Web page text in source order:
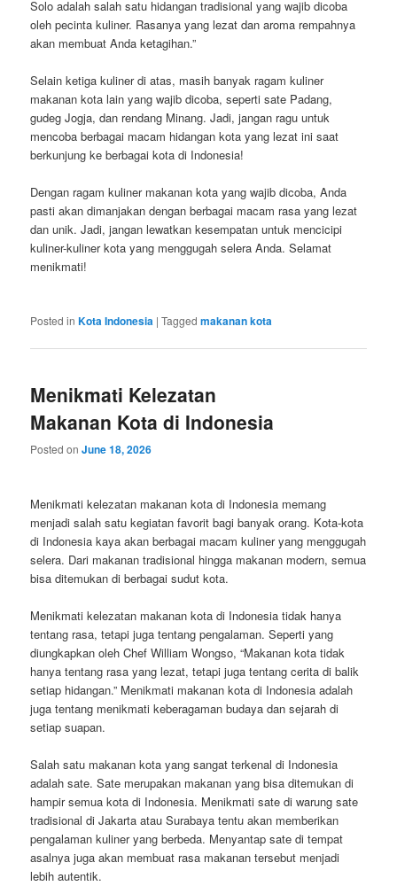
Solo adalah salah satu hidangan tradisional yang wajib dicoba
oleh pecinta kuliner. Rasanya yang lezat dan aroma rempahnya
akan membuat Anda ketagihan.”
Selain ketiga kuliner di atas, masih banyak ragam kuliner
makanan kota lain yang wajib dicoba, seperti sate Padang,
gudeg Jogja, dan rendang Minang. Jadi, jangan ragu untuk
mencoba berbagai macam hidangan kota yang lezat ini saat
berkunjung ke berbagai kota di Indonesia!
Dengan ragam kuliner makanan kota yang wajib dicoba, Anda
pasti akan dimanjakan dengan berbagai macam rasa yang lezat
dan unik. Jadi, jangan lewatkan kesempatan untuk mencicipi
kuliner-kuliner kota yang menggugah selera Anda. Selamat
menikmati!
Posted in Kota Indonesia |Tagged makanan kota
Menikmati Kelezatan
Makanan Kota di Indonesia
Posted onJune 18, 2026
Menikmati kelezatan makanan kota di Indonesia memang
menjadi salah satu kegiatan favorit bagi banyak orang. Kota-kota
di Indonesia kaya akan berbagai macam kuliner yang menggugah
selera. Dari makanan tradisional hingga makanan modern, semua
bisa ditemukan di berbagai sudut kota.
Menikmati kelezatan makanan kota di Indonesia tidak hanya
tentang rasa, tetapi juga tentang pengalaman. Seperti yang
diungkapkan oleh Chef William Wongso, “Makanan kota tidak
hanya tentang rasa yang lezat, tetapi juga tentang cerita di balik
setiap hidangan.” Menikmati makanan kota di Indonesia adalah
juga tentang menikmati keberagaman budaya dan sejarah di
setiap suapan.
Salah satu makanan kota yang sangat terkenal di Indonesia
adalah sate. Sate merupakan makanan yang bisa ditemukan di
hampir semua kota di Indonesia. Menikmati sate di warung sate
tradisional di Jakarta atau Surabaya tentu akan memberikan
pengalaman kuliner yang berbeda. Menyantap sate di tempat
asalnya juga akan membuat rasa makanan tersebut menjadi
lebih autentik.